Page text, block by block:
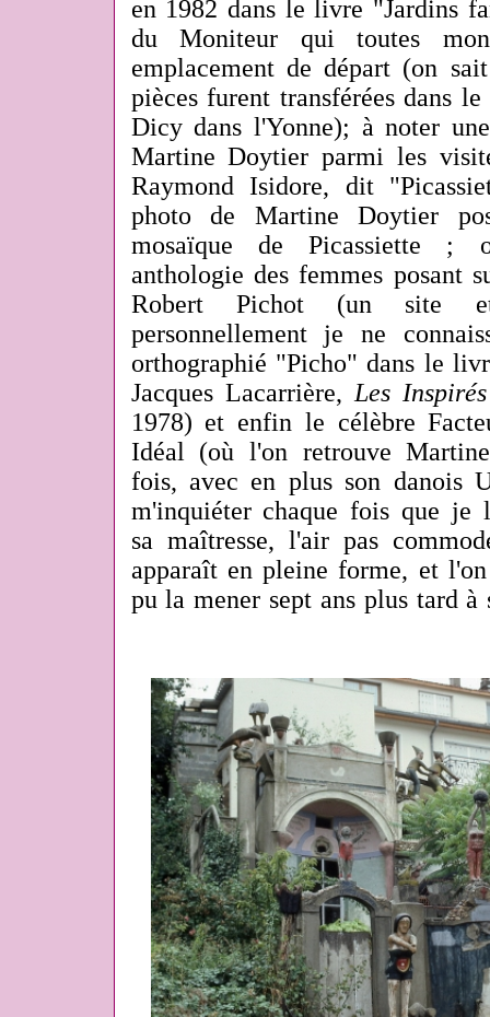
en 1982 dans le livre "Jardins
du Moniteur qui toutes
emplacement de départ (on
pièces furent transférées dans
Dicy dans l'Yonne); à noter
Martine Doytier parmi les
Raymond Isidore, dit
photo de Martine Doytier
mosaïque de Picassiette ;
anthologie des femmes posant
Robert Pichot (un site
personnellement je ne
orthographié "Picho" dans le
Jacques Lacarrière, Les
1978) et enfin le célèbre
Idéal (où l'on retrouve
fois, avec en plus son danois
m'inquiéter chaque fois que je
sa maîtresse, l'air pas
apparaît en pleine forme, et
pu la mener sept ans plus tard